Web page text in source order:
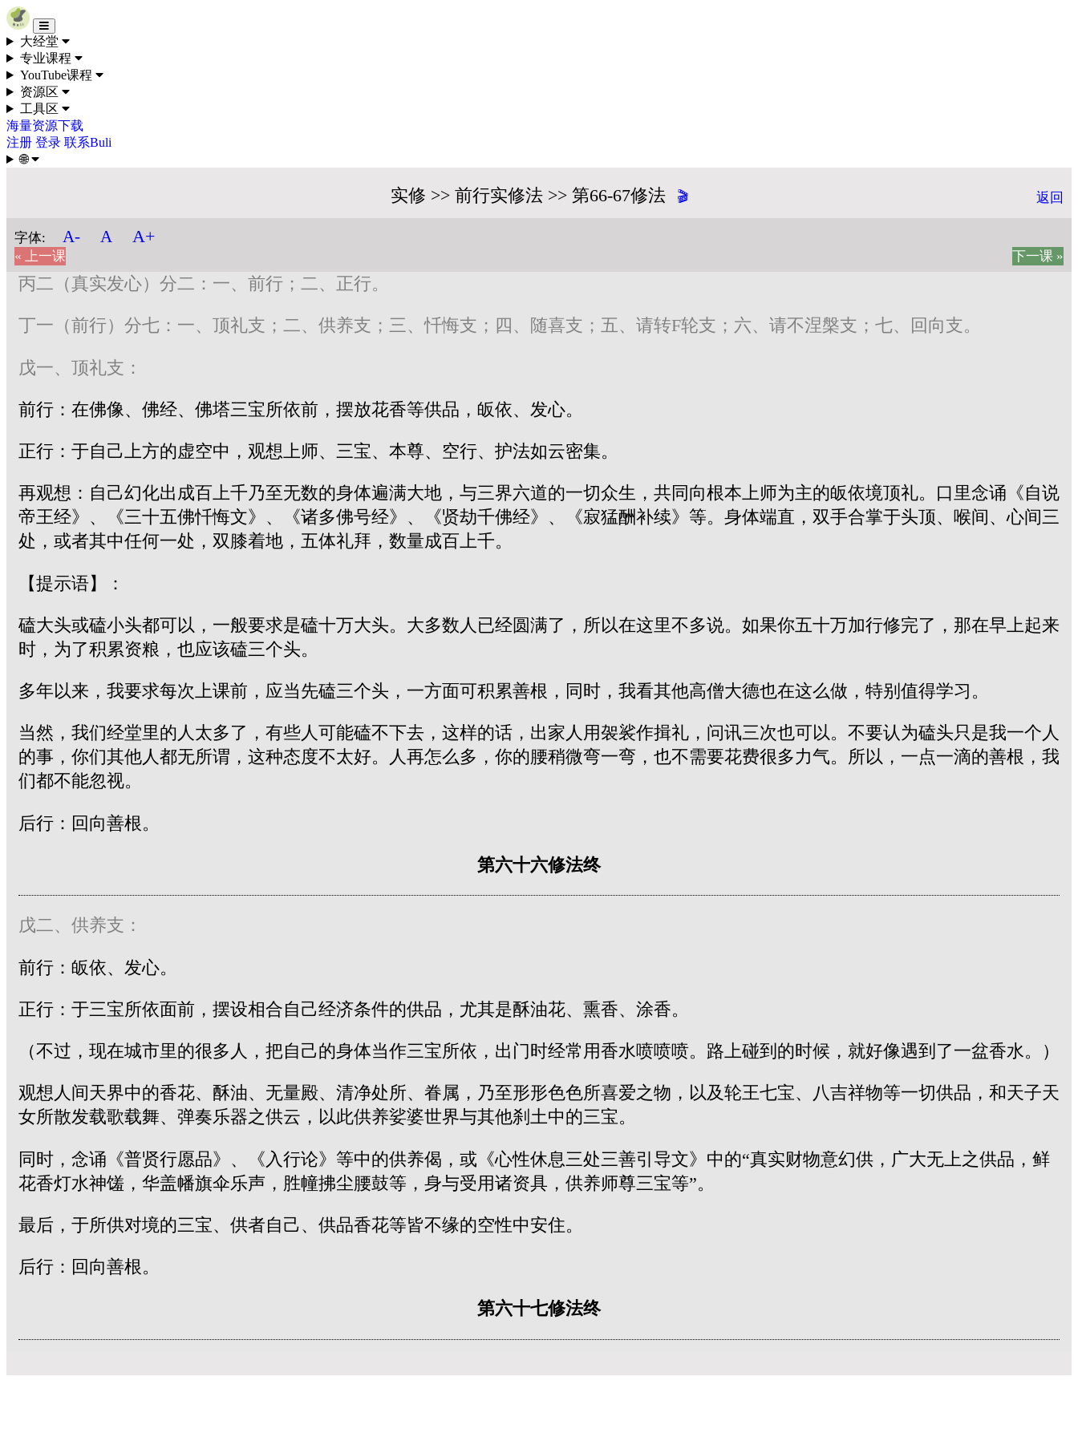
Skip to content
大经堂
专业课程
YouTube课程
资源区
工具区
海量资源下载
注册 登录 联系Buli
🌐
实修 >> 前行实修法 >> 第66-67修法 🎬 返回
字体: A- A A+
« 上一课 下一课 »
丙二（真实发心）分二：一、前行；二、正行。
丁一（前行）分七：一、顶礼支；二、供养支；三、忏悔支；四、随喜支；五、请转F轮支；六、请不涅槃支；七、回向支。
戊一、顶礼支：
前行：在佛像、佛经、佛塔三宝所依前，摆放花香等供品，皈依、发心。
正行：于自己上方的虚空中，观想上师、三宝、本尊、空行、护法如云密集。
再观想：自己幻化出成百上千乃至无数的身体遍满大地，与三界六道的一切众生，共同向根本上师为主的皈依境顶礼。口里念诵《自说
帝王经》、《三十五佛忏悔文》、《诸多佛号经》、《贤劫千佛经》、《寂猛酬补续》等。身体端直，双手合掌于头顶、喉间、心间三
处，或者其中任何一处，双膝着地，五体礼拜，数量成百上千。
【提示语】：
磕大头或磕小头都可以，一般要求是磕十万大头。大多数人已经圆满了，所以在这里不多说。如果你五十万加行修完了，那在早上起来
时，为了积累资粮，也应该磕三个头。
多年以来，我要求每次上课前，应当先磕三个头，一方面可积累善根，同时，我看其他高僧大德也在这么做，特别值得学习。
当然，我们经堂里的人太多了，有些人可能磕不下去，这样的话，出家人用袈裟作揖礼，问讯三次也可以。不要认为磕头只是我一个人
的事，你们其他人都无所谓，这种态度不太好。人再怎么多，你的腰稍微弯一弯，也不需要花费很多力气。所以，一点一滴的善根，我
们都不能忽视。
后行：回向善根。
第六十六修法终
戊二、供养支：
前行：皈依、发心。
正行：于三宝所依面前，摆设相合自己经济条件的供品，尤其是酥油花、熏香、涂香。
（不过，现在城市里的很多人，把自己的身体当作三宝所依，出门时经常用香水喷喷喷。路上碰到的时候，就好像遇到了一盆香水。）
观想人间天界中的香花、酥油、无量殿、清净处所、眷属，乃至形形色色所喜爱之物，以及轮王七宝、八吉祥物等一切供品，和天子天
女所散发载歌载舞、弹奏乐器之供云，以此供养娑婆世界与其他刹土中的三宝。
同时，念诵《普贤行愿品》、《入行论》等中的供养偈，或《心性休息三处三善引导文》中的“真实财物意幻供，广大无上之供品，鲜
花香灯水神馐，华盖幡旗伞乐声，胜幢拂尘腰鼓等，身与受用诸资具，供养师尊三宝等”。
最后，于所供对境的三宝、供者自己、供品香花等皆不缘的空性中安住。
后行：回向善根。
第六十七修法终